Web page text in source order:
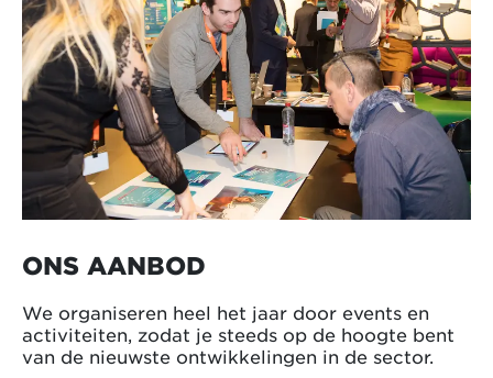
ONS AANBOD
We organiseren heel het jaar door events en
activiteiten, zodat je steeds op de hoogte bent
van de nieuwste ontwikkelingen in de sector.